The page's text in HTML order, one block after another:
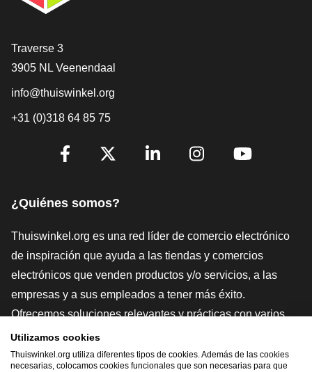
[_General:Contact]
Traverse 3
3905 NL Veenendaal
info@thuiswinkel.org
+31 (0)318 64 85 75
[_General:SocialMediaTitle]
¿Quiénes somos?
Thuiswinkel.org es una red líder de comercio electrónico
de inspiración que ayuda a las tiendas y comercios
electrónicos que venden productos y/o servicios, a las
empresas y a sus empleados a tener más éxito.
Ofrecemos soluciones relevantes y prácticas con varios
sellos de confianza, Thuiswinkel Reviews, herramientas y
asesoramiento jurídico, defensa, estudios de mercado, y
Utilizamos cookies
Thuiswinkel.org utiliza diferentes tipos de cookies. Además de las cookies
necesarias, colocamos cookies funcionales que son necesarias para que